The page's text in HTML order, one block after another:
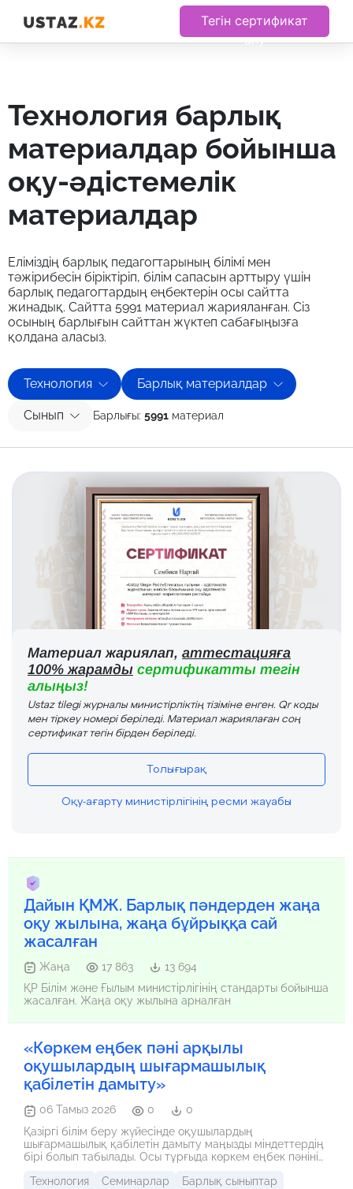
Тегін сертификат
алу
технология барлық
материалдар бойынша
оқу-әдістемелік
материалдар
Еліміздің барлық педагогтарының білімі мен
тәжірибесін біріктіріп, білім сапасын арттыру үшін
барлық педагогтардың еңбектерін осы сайтта
жинадық. Сайтта 5991 материал жарияланған. Сіз
осының барлығын сайттан жүктеп сабағыңызға
қолдана аласыз.
Технология Барлық материалдар
Сынып Барлығы: 5991 материал
Материал жариялап, аттестацияға
100% жарамды сертификатты тегін
алыңыз!
Ustaz tilegi журналы министірліктің тізіміне енген. Qr коды
мен тіркеу номері беріледі. Материал жариялаған соң
сертификат тегін бірден беріледі.
Толығырақ
Оқу-ағарту министірлігінің ресми жауабы
Дайын ҚМЖ. Барлық пәндерден жаңа
оқу жылына, жаңа бұйрыққа сай
жасалған
Жаңа 17 863
13 694
ҚР Білім және Ғылым министірлігінің стандарты бойынша
жасалған. Жаңа оқу жылына арналған
«Көркем еңбек пәні арқылы
оқушылардың шығармашылық
қабілетін дамыту»
06 Тамыз 2026 0
0
Қазіргі білім беру жүйесінде оқушылардың
шығармашылық қабілетін дамыту маңызды міндеттердің
бірі болып табылады. Осы тұрғыда көркем еңбек пәнінің
жасауды ғана емес, сонымен қатар эстетикалық
Технология Семинарлар Барлық сыныптар